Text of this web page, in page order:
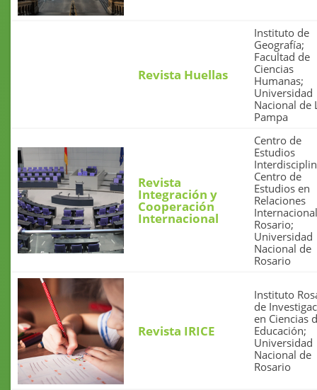
Revista Huellas
Instituto de
Geografía;
Facultad de
Ciencias
Humanas;
Universidad
Nacional de
Pampa
Revista
Integración y
Cooperación
Internacional
Centro de
Estudios
Centro de
Estudios en
Relaciones
Rosario;
Universidad
Nacional de
Rosario
Revista IRICE
Instituto
de
en Ciencias
Educación;
Universidad
Nacional de
Rosario